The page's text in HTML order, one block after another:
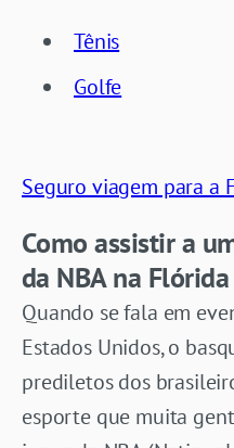
Tênis
Golfe
Seguro viagem para a
Como assistir a
da NBA na Flórida
Quando se fala em
Estados Unidos, o
prediletos dos
esporte que muita